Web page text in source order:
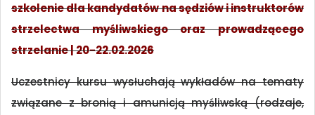
szkolenie dla kandydatów na sędziów i instruktorów
strzelectwa myśliwskiego oraz prowadzącego
strzelanie | 20-22.02.2026
Uczestnicy kursu wysłuchają wykładów na tematy
związane z bronią i amunicją myśliwską (rodzaje,